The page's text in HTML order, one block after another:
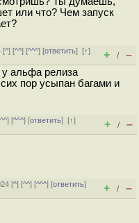
или что? Чем запуск
[^] [^^] [^^^] [ответить][↑]
+ / –
у альфа релиза
пор усыпан багами и
^^] [^^^] [ответить][↑]
+ / –
[^] [^^] [^^^] [ответить]
+ / –